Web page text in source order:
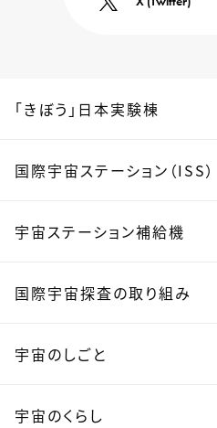
「きぼう」日本実験棟
国際宇宙ステーション（ISS）
宇宙ステーション補給機
国際宇宙探査の取り組み
宇宙のしごと
宇宙のくらし